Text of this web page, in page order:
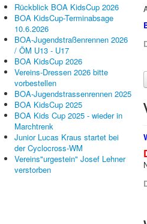
Rückblick BOA KidsCup 2026
BOA KidsCup-Terminabsage
10.6.2026
BOA-Jugendstraßenrennen 2026
/ ÖM U13 - U17
BOA KidsCup 2026
Vereins-Dressen 2026 bitte
vorbestellen
BOA-Jugendstrassenrennen 2025
BOA KidsCup 2025
BOA Kids Cup 2025 - wieder in
Marchtrenk
Junior Lucas Kraus startet bei
der Cyclocross-WM
Vereins"urgestein" Josef Lehner
verstorben